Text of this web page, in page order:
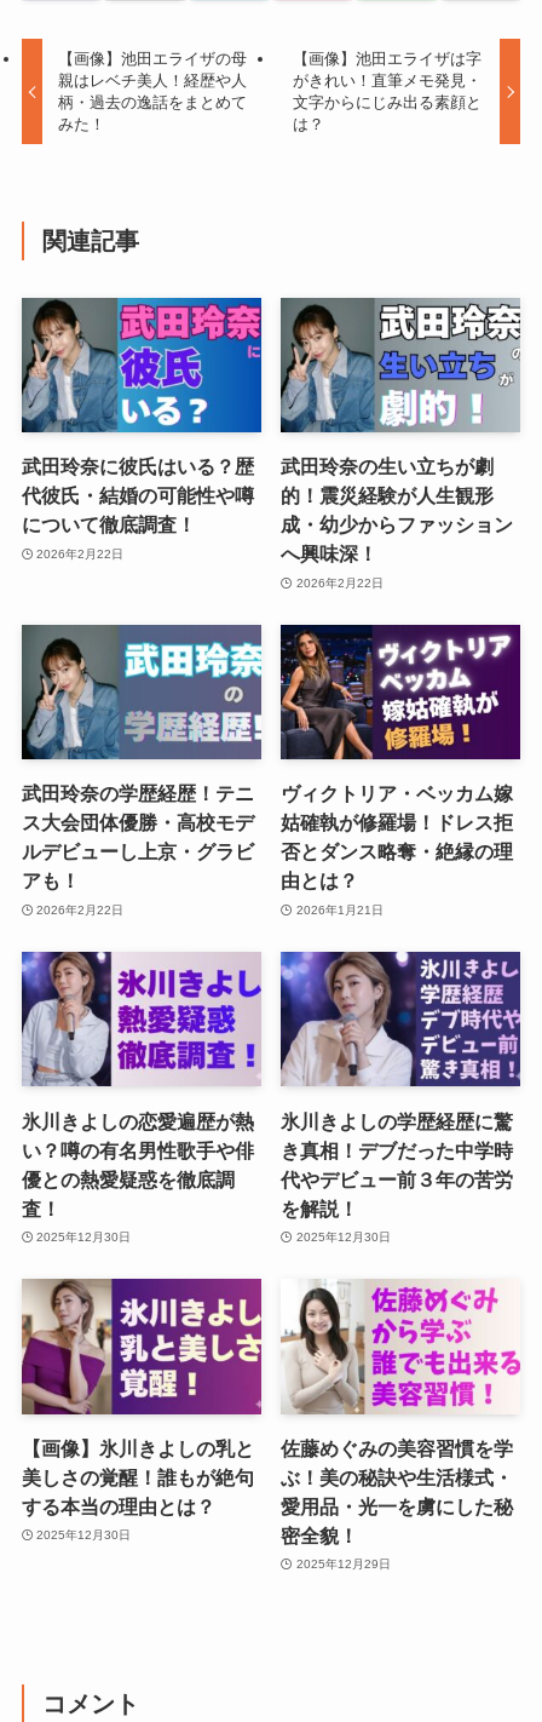
【画像】池田エライザの母
親はレベチ美人！経歴や人
柄・過去の逸話をまとめて
みた！
【画像】池田エライザは字
がきれい！直筆メモ発見・
文字からにじみ出る素顔と
は？
関連記事
武田玲奈に彼氏はいる？歴
代彼氏・結婚の可能性や噂
について徹底調査！
2026年2月22日
武田玲奈の生い立ちが劇
的！震災経験が人生観形
成・幼少からファッション
へ興味深！
2026年2月22日
武田玲奈の学歴経歴！テニ
ス大会団体優勝・高校モデ
ルデビューし上京・グラビ
アも！
2026年2月22日
ヴィクトリア・ベッカム嫁
姑確執が修羅場！ドレス拒
否とダンス略奪・絶縁の理
由とは？
2026年1月21日
氷川きよしの恋愛遍歴が熱
い？噂の有名男性歌手や俳
優との熱愛疑惑を徹底調
査！
2025年12月30日
氷川きよしの学歴経歴に驚
き真相！デブだった中学時
代やデビュー前３年の苦労
を解説！
2025年12月30日
【画像】氷川きよしの乳と
美しさの覚醒！誰もが絶句
する本当の理由とは？
2025年12月30日
佐藤めぐみの美容習慣を学
ぶ！美の秘訣や生活様式・
愛用品・光一を虜にした秘
密全貌！
2025年12月29日
コメント